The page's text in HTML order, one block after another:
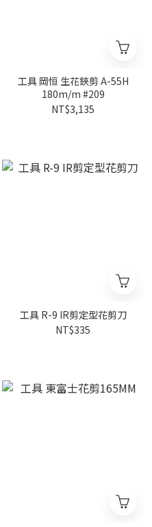
工具 岡恒 生花鋏剪 A-55H
180m/m #209
NT$3,135
工具 R-9 IR剪定型花剪刀
NT$335